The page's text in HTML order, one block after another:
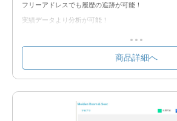
フリーアドレスでも履歴の追跡が可能！
実績データより分析が可能！
・利用ユーザー数100名
商品詳細へ